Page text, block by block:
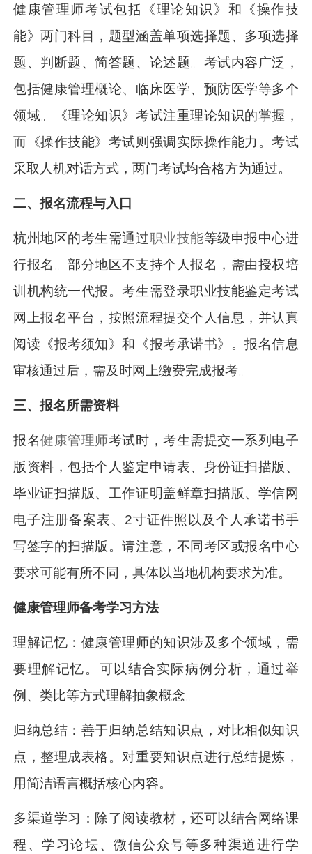
健康管理师考试包括《理论知识》和《操作技
能》两门科目，题型涵盖单项选择题、多项选择
题、判断题、简答题、论述题。考试内容广泛，
包括健康管理概论、临床医学、预防医学等多个
领域。《理论知识》考试注重理论知识的掌握，
而《操作技能》考试则强调实际操作能力。考试
采取人机对话方式，两门考试均合格方为通过。
二、报名流程与入口
杭州地区的考生需通过职业技能等级申报中心进
行报名。部分地区不支持个人报名，需由授权培
训机构统一代报。考生需登录职业技能鉴定考试
网上报名平台，按照流程提交个人信息，并认真
阅读《报考须知》和《报考承诺书》。报名信息
审核通过后，需及时网上缴费完成报考。
三、报名所需资料
报名健康管理师考试时，考生需提交一系列电子
版资料，包括个人鉴定申请表、身份证扫描版、
毕业证扫描版、工作证明盖鲜章扫描版、学信网
电子注册备案表、2寸证件照以及个人承诺书手
写签字的扫描版。请注意，不同考区或报名中心
要求可能有所不同，具体以当地机构要求为准。
健康管理师备考学习方法
理解记忆：健康管理师的知识涉及多个领域，需
要理解记忆。可以结合实际病例分析，通过举
例、类比等方式理解抽象概念。
归纳总结：善于归纳总结知识点，对比相似知识
点，整理成表格。对重要知识点进行总结提炼，
用简洁语言概括核心内容。
多渠道学习：除了阅读教材，还可以结合网络课
程、学习论坛、微信公众号等多种渠道进行学